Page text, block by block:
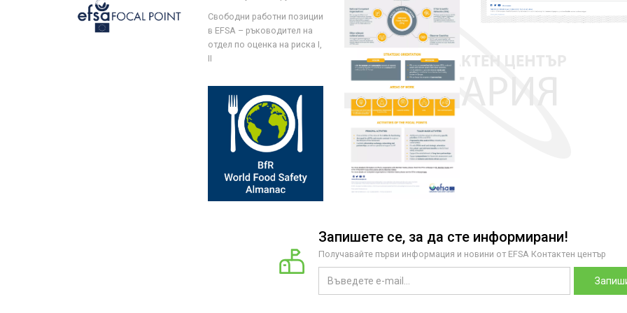
Свободни работни позиции
в EFSA – ръководител на
отдел по оценка на риска I,
II
Запишете се, за да сте информирани!
Получавайте първи информация и новини от EFSA Контактен център